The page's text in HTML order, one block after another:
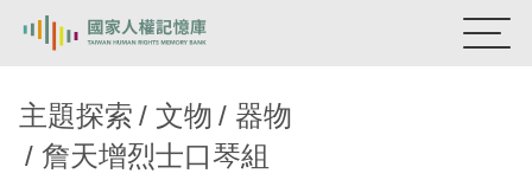
熱門關鍵字：陳孟和 李舜治
主題探索 文物
器物
詹天增烈士口琴組